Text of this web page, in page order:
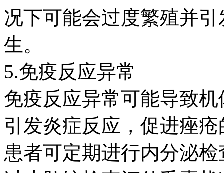
况下可能会过度繁殖并
生。
5.免疫反应异常
免疫反应异常可能导致
引发炎症反应，促进痤
患者可定期进行内分泌